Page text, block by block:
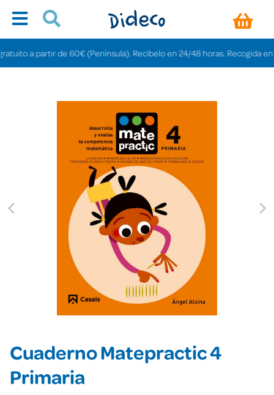
a partir de 60€ (Península). Recíbelo en 24/48 horas. Recogida en
Cuaderno Matepractic 4
Primaria